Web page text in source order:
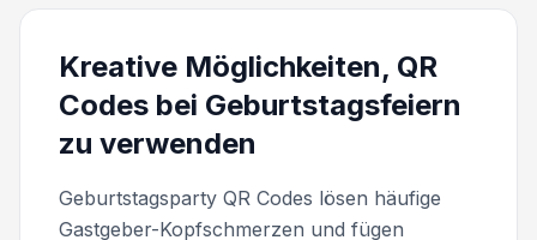
Kreative Möglichkeiten, QR
Codes bei Geburtstagsfeiern
zu verwenden
Geburtstagsparty QR Codes lösen häufige
Gastgeber-Kopfschmerzen und fügen